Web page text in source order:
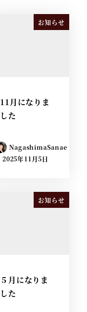
お知らせ
11月になりま
した
NagashimaSanae
2025年11月5日
お知らせ
５月になりま
した